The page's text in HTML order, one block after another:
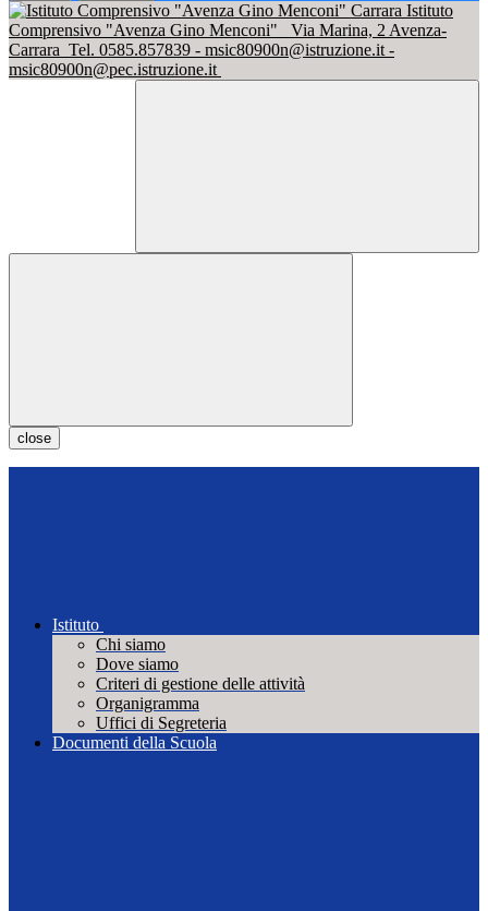
Istituto
Comprensivo "Avenza Gino Menconi"
Via Marina, 2 Avenza-
Carrara Tel. 0585.857839 - msic80900n@istruzione.it -
msic80900n@pec.istruzione.it
close
Istituto
Chi siamo
Dove siamo
Criteri di gestione delle attività
Organigramma
Uffici di Segreteria
Documenti della Scuola